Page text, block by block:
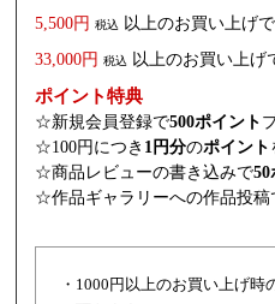
5,500円 税込 以上のお買い上げで
33,000円 税込 以上のお買い上げ
ポイント特典
☆新規会員登録で500ポイント
☆100円につき 1円分のポイント
☆商品レビューの書き込みで50
☆作品ギャラリーへの作品投稿
・1000円以上のお買い上げ